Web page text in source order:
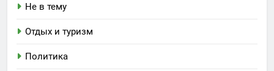
Не в тему
Отдых и туризм
Политика